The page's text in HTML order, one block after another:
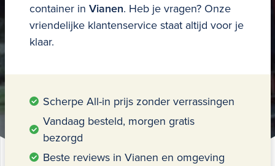
container in Vianen. Heb je vragen? Onze
vriendelijke klantenservice staat altijd voor je
klaar.
Scherpe All-in prijs zonder verrassingen
Vandaag besteld, morgen gratis
bezorgd
Beste reviews in Vianen en omgeving